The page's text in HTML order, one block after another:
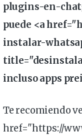
plugins-en-
puede <a
instalar-
title="
incluso apps
Te recomiendo
href="https://